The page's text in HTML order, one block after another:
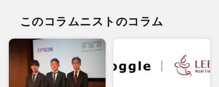
このコラムニストのコラム